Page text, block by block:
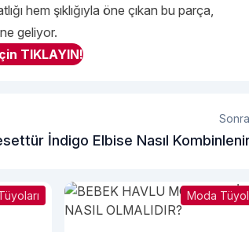
hem şıklığıyla öne çıkan bu parça,
geliyor.
TIKLAYIN!
İndigo Elbise Nasıl
Moda